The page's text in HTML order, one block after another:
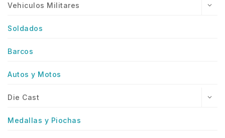
Vehiculos Militares
Soldados
Barcos
Autos y Motos
Die Cast
Medallas y Piochas